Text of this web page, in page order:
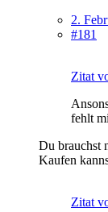
2.
#181
Zitat
fehlt
Du brauchst
Kaufen
Zitat